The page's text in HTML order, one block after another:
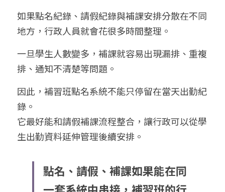
如果點名紀錄、請假紀錄與補課安排分散在不同
地方，行政人員就會花很多時間整理。
一旦學生人數變多，補課就容易出現漏排、重複
排、通知不清楚等問題。
因此，補習班點名系統不能只停留在當天出勤紀
錄。
它最好能和請假補課流程整合，讓行政可以從學
生出勤資料延伸管理後續安排。
點名、請假、補課如果能在同